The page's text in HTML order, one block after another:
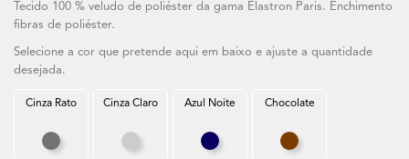
Tecido 100 % veludo de poliéster da gama Elastron Paris. Enchimento
fibras de poliéster.
Selecione a cor que pretende aqui em baixo e ajuste a quantidade
desejada.
Cinza Rato
Cinza Rato
Cinza Claro Azul Noite
Azul Noite
Chocolate
Chocolate